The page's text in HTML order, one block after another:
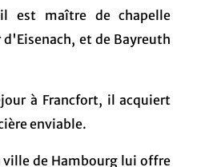
est maître de chapelle
et de Bayreuth
à Francfort, il acquiert
enviable.
ville de Hambourg lui offre